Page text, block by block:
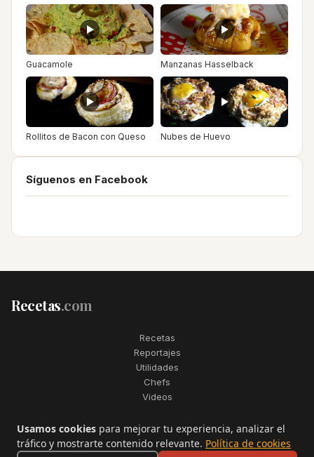
Guacamole Manzanas Hasselback
Rollitos de Bacon con Queso Nubes de Huevo
Síguenos en Facebook
Recetas.com
Recetas
Reportajes
Utilidades
Chefs
Videos
2006–2026. Todos los derechos reservados. Recetas.com es una
marca registrada de Telfo Networks S.L.
Aviso legal·Condiciones de uso·Contactar
Usamos cookies para mejorar tu experiencia, analizar el
tráfico y mostrarte contenido relevante. Política de cookies